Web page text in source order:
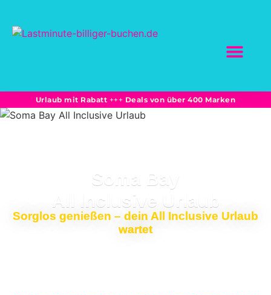
Urlaub mit Rabatt +++ Deals von über 400 Marken
Soma Bay
All Inclusive Urlaub
Sorglos genießen – dein All Inclusive Urlaub
wartet